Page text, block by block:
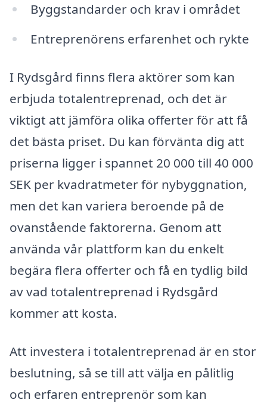
Byggstandarder och krav i området
Entreprenörens erfarenhet och rykte
I Rydsgård finns flera aktörer som kan
erbjuda totalentreprenad, och det är
viktigt att jämföra olika offerter för att få
det bästa priset. Du kan förvänta dig att
priserna ligger i spannet 20 000 till 40 000
SEK per kvadratmeter för nybyggnation,
men det kan variera beroende på de
ovanstående faktorerna. Genom att
använda vår plattform kan du enkelt
begära flera offerter och få en tydlig bild
av vad totalentreprenad i Rydsgård
kommer att kosta.
Att investera i totalentreprenad är en stor
beslutning, så se till att välja en pålitlig
och erfaren entreprenör som kan